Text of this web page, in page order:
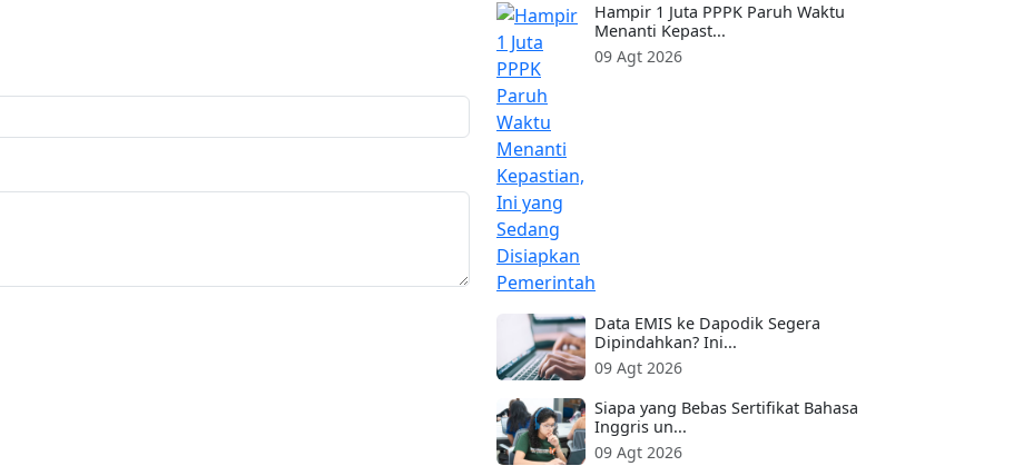
Hampir 1 Juta PPPK Paruh Waktu
Menanti Kepast...
09 Agt 2026
Data EMIS ke Dapodik Segera
Dipindahkan? Ini...
09 Agt 2026
Siapa yang Bebas Sertifikat Bahasa
Inggris un...
09 Agt 2026